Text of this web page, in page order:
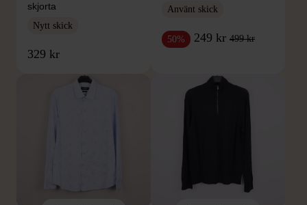
skjorta
Nytt skick
329 kr
Använt skick
50% 249 kr 499 kr